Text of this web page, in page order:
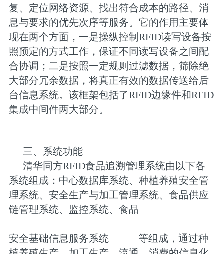
复、定位网络资源、找出符合成本的路径、消
息与要求的优先次序等服务。它的作用主要体
现在两个方面，一是操纵控制RFID读写设备按
照预定的方式工作，保证不同读写设备之间配
合协调；二是按照一定规则过滤数据，筛除绝
大部分冗余数据，将真正有效的数据传送给后
台信息系统。该框架包括了RFID边缘件和RFID
集成中间件两大部分。
三、系统功能
清华同方RFID食品追溯管理系统由以下各
系统组成：中心数据库系统、种植养殖安全管
理系统、安全生产与加工管理系统、食品供应
链管理系统、监控系统、食品
安全基础信息服务系统
等组成，通过种